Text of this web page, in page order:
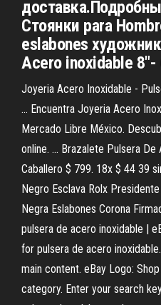
Стоянки para
eslabones
Acero inoxidable 8"-
Joyeria Acero Inoxidable -
... Encuentra Joyeria Acero
Mercado Libre México.
online. ... Brazalete Pulsera
Caballero $ 799. 18x $ 44 39
Negro Esclava Rolx
Negra Eslabones Corona
pulsera de acero inoxidable |
for pulsera de acero
main content. eBay Logo:
category. Enter your search